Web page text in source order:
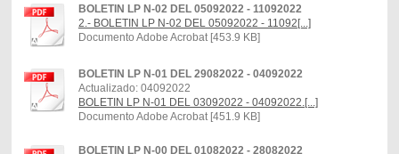
BOLETIN LP N-02 DEL 05092022 - 11092022
2.- BOLETIN LP N-02 DEL 05092022 - 11092[...]
Documento Adobe Acrobat [453.9 KB]
BOLETIN LP N-01 DEL 29082022 - 04092022
Actualizado: 04092022
BOLETIN LP N-01 DEL 03092022 - 04092022.[...]
Documento Adobe Acrobat [451.9 KB]
BOLETIN LP N-00 DEL 01082022 - 28082022